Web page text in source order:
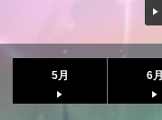
5月 6月